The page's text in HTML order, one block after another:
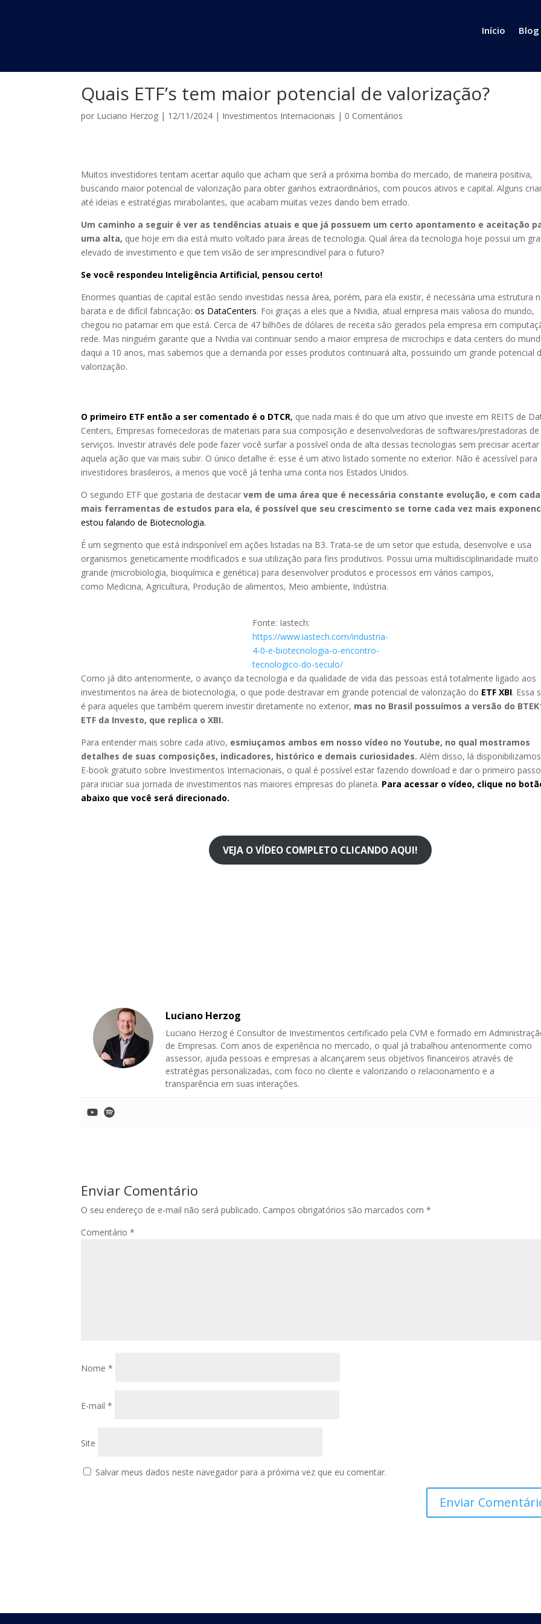
Início Blog
Quais ETF’s tem maior potencial de valorização?
por Luciano Herzog | 12/11/2024 | Investimentos Internacionais | 0 Comentários
Muitos investidores tentam acertar aquilo que acham que será a próxima bomba do mercado, de maneira positiva,
buscando maior potencial de valorização para obter ganhos extraordinários, com poucos ativos e capital. Alguns
até ideias e estratégias mirabolantes, que acabam muitas vezes dando bem errado.
Um caminho a seguir é ver as tendências atuais e que já possuem um certo apontamento e aceitação
uma alta, que hoje em dia está muito voltado para áreas de tecnologia. Qual área da tecnologia hoje possui um
elevado de investimento e que tem visão de ser imprescindível para o futuro?
Se você respondeu Inteligência Artificial, pensou certo!
Enormes quantias de capital estão sendo investidas nessa área, porém, para ela existir, é necessária uma estrutura
barata e de difícil fabricação:os DataCenters. Foi graças a eles que a Nvidia, atual empresa mais valiosa do mundo,
chegou no patamar em que está. Cerca de 47 bilhões de dólares de receita são gerados pela empresa em
rede. Mas ninguém garante que a Nvidia vai continuar sendo a maior empresa de microchips e data centers do
daqui a 10 anos, mas sabemos que a demanda por esses produtos continuará alta, possuindo um grande potencial
valorização.
O primeiro ETF então a ser comentado é o DTCR, que nada mais é do que um ativo que investe em REITS de
Centers, Empresas fornecedoras de materiais para sua composição e desenvolvedoras de softwares/prestadoras de
serviços. Investir através dele pode fazer você surfar a possível onda de alta dessas tecnologias sem precisar acertar
aquela ação que vai mais subir. O único detalhe é: esse é um ativo listado somente no exterior. Não é acessível para
investidores brasileiros, a menos que você já tenha uma conta nos Estados Unidos.
O segundo ETF que gostaria de destacarvem de uma área que é necessária constante evolução, e com
mais ferramentas de estudos para ela, é possível que seu crescimento se torne cada vez mais
estou falando de Biotecnologia.
É um segmento que está indisponível em ações listadas na B3. Trata-se de um setor que estuda, desenvolve e usa
organismos geneticamente modificados e sua utilização para fins produtivos. Possui uma multidisciplinaridade muito
grande (microbiologia, bioquímica e genética) para desenvolver produtos e processos em vários campos,
como Medicina, Agricultura, Produção de alimentos, Meio ambiente, Indústria.
Fonte: Iastech:
https://www.iastech.com/industria-
4-0-e-biotecnologia-o-encontro-
tecnologico-do-seculo/
Como já dito anteriormente, o avanço da tecnologia e da qualidade de vida das pessoas está totalmente ligado aos
investimentos na área de biotecnologia, o que pode destravar em grande potencial de valorização do ETF XBI. Essa
é para aqueles que também querem investir diretamente no exterior, mas no Brasil possuímos a versão do
ETF da Investo, que replica o XBI.
Para entender mais sobre cada ativo, esmiuçamos ambos em nosso vídeo no Youtube, no qual mostramos
detalhes de suas composições, indicadores, histórico e demais curiosidades.Além disso, lá
E-book gratuito sobre Investimentos Internacionais, o qual é possível estar fazendo download e dar o primeiro passo
para iniciar sua jornada de investimentos nas maiores empresas do planeta. Para acessar o vídeo, clique no
abaixo que você será direcionado.
VEJA O VÍDEO COMPLETO CLICANDO AQUI!
Luciano Herzog
Luciano Herzog é Consultor de Investimentos certificado pela CVM e formado em
de Empresas. Com anos de experiência no mercado, o qual já trabalhou anteriormente como
assessor, ajuda pessoas e empresas a alcançarem seus objetivos financeiros através de
estratégias personalizadas, com foco no cliente e valorizando o relacionamento e a
transparência em suas interações.
Enviar Comentário
O seu endereço de e-mail não será publicado. Campos obrigatórios são marcados com*
Comentário*
Nome*
E-mail*
Site
Salvar meus dados neste navegador para a próxima vez que eu comentar.